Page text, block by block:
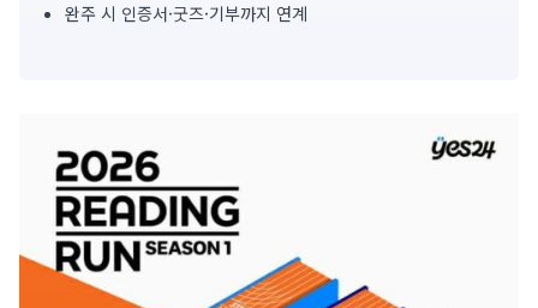
완주 시 인증서·굿즈·기부까지 연계